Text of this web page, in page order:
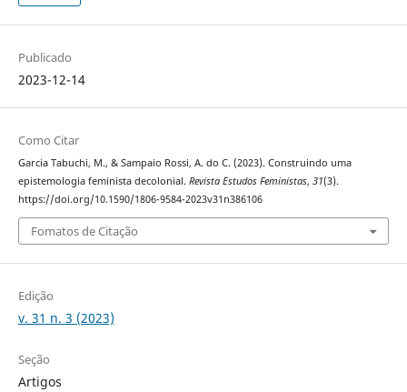
Publicado
2023-12-14
Como Citar
Garcia Tabuchi, M., & Sampaio Rossi, A. do C. (2023). Construindo uma
epistemologia feminista decolonial. Revista Estudos Feministas, 31(3).
https://doi.org/10.1590/1806-9584-2023v31n386106
Fomatos de Citação
Edição
v. 31 n. 3 (2023)
Seção
Artigos